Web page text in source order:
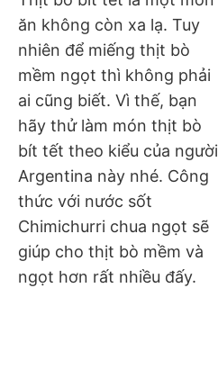
ăn không còn xa lạ. Tuy
nhiên để miếng thịt bò
mềm ngọt thì không phải
ai cũng biết. Vì thế, bạn
hãy thử làm món thịt bò
bít tết theo kiểu của người
Argentina này nhé. Công
thức với nước sốt
Chimichurri chua ngọt sẽ
giúp cho thịt bò mềm và
ngọt hơn rất nhiều đấy.